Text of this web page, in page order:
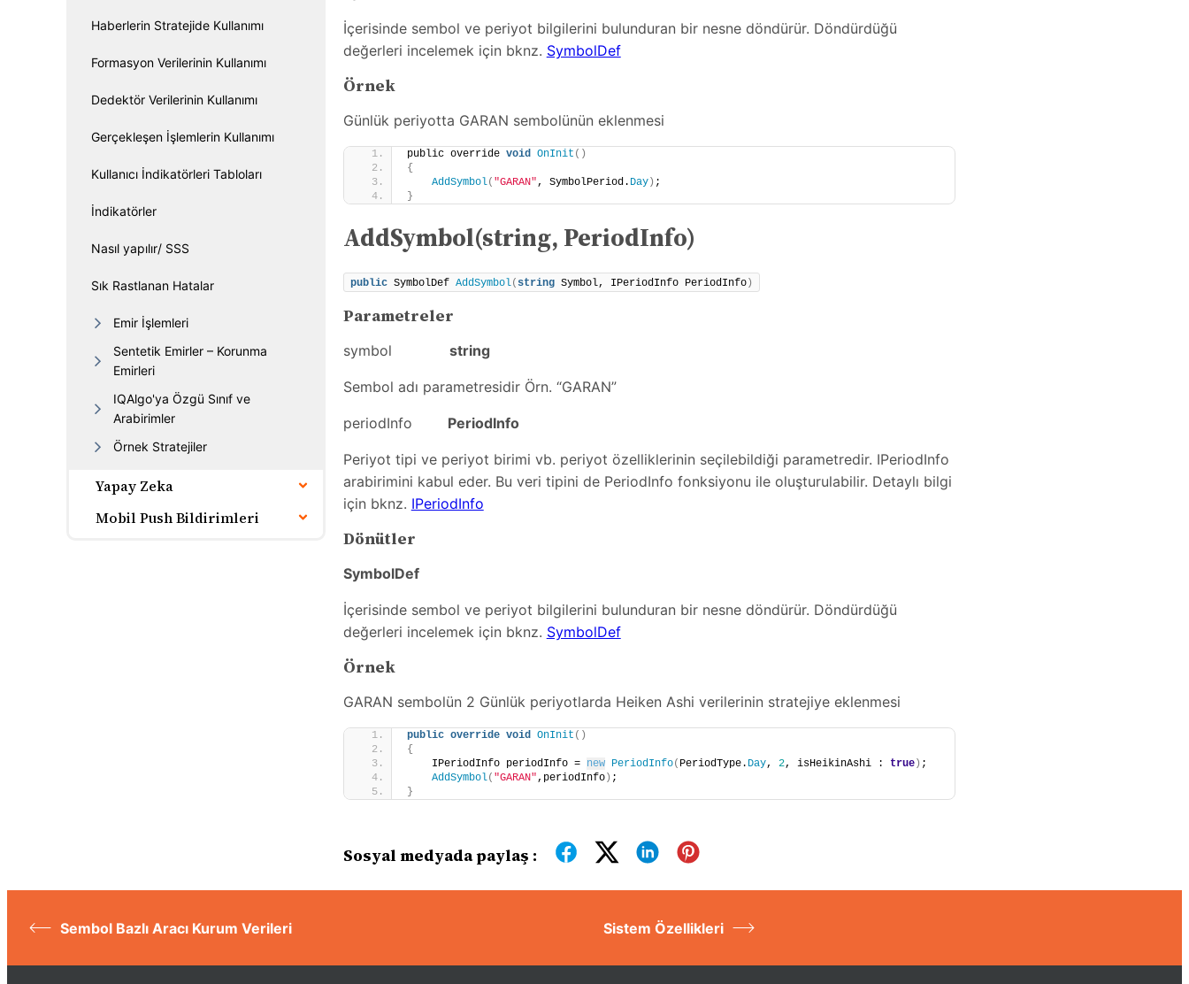
Haberlerin Stratejide Kullanımı
Formasyon Verilerinin Kullanımı
Dedektör Verilerinin Kullanımı
Gerçekleşen İşlemlerin Kullanımı
Kullanıcı İndikatörleri Tabloları
İndikatörler
Nasıl yapılır/ SSS
Sık Rastlanan Hatalar
Emir İşlemleri
Sentetik Emirler – Korunma
Emirleri
IQAlgo'ya Özgü Sınıf ve
Arabirimler
Örnek Stratejiler
Yapay Zeka
Mobil Push Bildirimleri
İçerisinde sembol ve periyot bilgilerini bulunduran bir nesne döndürür. Döndürdüğü
değerleri incelemek için bknz. SymbolDef
Örnek
Günlük periyotta GARAN sembolünün eklenmesi
public override void OnInit ()
{
AddSymbol( "GARAN", SymbolPeriod. Day) ;
}
AddSymbol(string, PeriodInfo)
public SymbolDef AddSymbol( string Symbol, IPeriodInfo PeriodInfo)
Parametreler
symbol string
Sembol adı parametresidir Örn. “GARAN”
periodInfo PeriodInfo
Periyot tipi ve periyot birimi vb. periyot özelliklerinin seçilebildiği parametredir. IPeriodInfo
arabirimini kabul eder. Bu veri tipini de PeriodInfo fonksiyonu ile oluşturulabilir. Detaylı bilgi
için bknz. IPeriodInfo
Dönütler
SymbolDef
İçerisinde sembol ve periyot bilgilerini bulunduran bir nesne döndürür. Döndürdüğü
değerleri incelemek için bknz. SymbolDef
Örnek
GARAN sembolün 2 Günlük periyotlarda Heiken Ashi verilerinin stratejiye eklenmesi
public override void OnInit ()
{
    IPeriodInfo periodInfo =
new PeriodInfo( PeriodType. Day, 2, isHeikinAshi : true) ;
AddSymbol( "GARAN",periodInfo) ;
}
Sosyal medyada paylaş :
Sembol Bazlı Aracı Kurum Verileri Sistem Özellikleri